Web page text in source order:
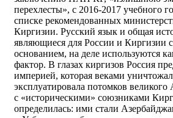
перехлесты», с 2016-2017 учебного
списке рекомендованных
Киргизии. Русский язык и общая
являющиеся для России и
основанием, на деле используются
фактор. В глазах киргизов Россия
империей, которая веками
эксплуатировала потомков
с «историческими» союзниками
определилась: ими стали